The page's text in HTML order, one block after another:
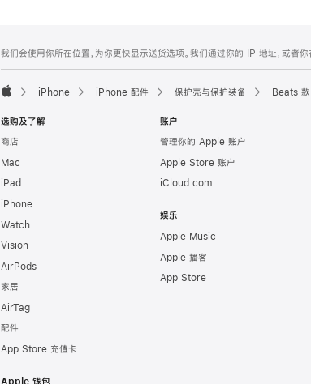
页
页
脚
注
我们会使用你所在位置，为你更快显示送货选项。我们通过你的 IP 地址，或者
iPhone iPhone 配件 保护壳与保护装备 Beats
选购及了解
商店
Mac
iPad
iPhone
Watch
Vision
AirPods
家居
AirTag
配件
App Store 充值卡
Apple 钱包
账户
管理你的 Apple 账户
Apple Store 账户
iCloud.com
娱乐
Apple Music
Apple 播客
App Store